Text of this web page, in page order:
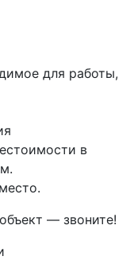
для работы,
в
— звоните!